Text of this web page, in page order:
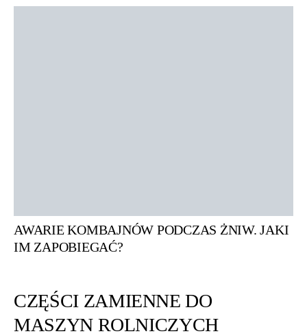
AWARIE KOMBAJNÓW PODCZAS ŻNIW. JAKI
IM ZAPOBIEGAĆ?
CZĘŚCI ZAMIENNE DO
MASZYN ROLNICZYCH